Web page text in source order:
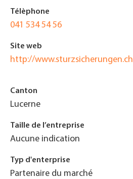
Télèphone
041 534 54 56
Site web
http://www.sturzsicherungen.ch
Canton
Lucerne
Taille de l’entreprise
Aucune indication
Typ d'enterprise
Partenaire du marché